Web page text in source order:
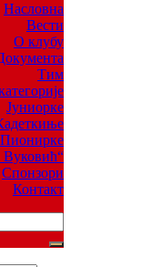
Насловна
Вести
О клубу
Тим
Јуниорке
Пионирке
Спонзори
Контакт